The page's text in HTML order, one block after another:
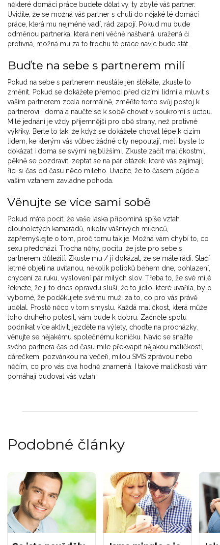
některé domácí práce budete dělat vy, ty zbylé váš partner.
Uvidíte, že se možná váš partner s chutí do nějaké té domácí
práce, která mu nejméně vadí, rád zapojí. Pokud mu bude
odměnou partnerka, která není věčně naštvaná, uražená či
protivná, možná mu za to trochu té práce navíc bude stát.
Buďte na sebe s partnerem milí
Pokud na sebe s partnerem neustále jen štěkáte, zkuste to
změnit. Pokud se dokážete přemoci před cizími lidmi a mluvit s
vaším partnerem zcela normálně, změňte tento svůj postoj k
partnerovi i doma a naučte se k sobě chovat v soukromí s úctou.
Milé jednání je vždy příjemnější pro obě strany, než protivné
výkřiky. Berte to tak, že když se dokážete chovat lépe k cizím
lidem, ke kterým vás vůbec žádné city nepoutají, měli byste to
dokázat i doma se svými nejbližšími. Zkuste začít maličkostmi,
pěkně se pozdravit, zeptat se na pár otázek, které vás zajímají,
říci si čas od času něco milého. Uvidíte, že to časem půjde a
vaším vztahem zavládne pohoda.
Věnujte se více sami sobě
Pokud máte pocit, že vaše láska připomíná spíše vztah
dlouholetých kamarádů, nikoliv vášnivých milenců,
zapřemýšlejte o tom, proč tomu tak je. Možná vám chybí to, co
sexu předchází. Trocha něhy, pocitu, že jste pro sebe s
partnerem důležití. Zkuste mu / jí dokázat, že se máte rádi. Stačí
letmé objetí na uvítanou, několik polibků během dne, pohlazení,
chycení za ruku, vyslovení pár milých slov. Třeba to, že své milé
řeknete, že jí to dnes opravdu sluší, že to jídlo, které uvařila, bylo
výborné, že poděkujete svému muži za to, co pro vás právě
udělal. Prostě něco v tom smyslu. Každá maličkost, která může
toho druhého potěšit, vám bude k dobru. Začněte spolu
podnikat více aktivit, jezděte na výlety, choďte na procházky,
věnujte se nějakému společnému koníčku. Navíc se snažte
svého partnera čas od času mile překvapit nějakou maličkostí,
dárečkem, pozvánkou na večeři, milou SMS zprávou nebo
něčím, co pro vás dva hodně znamená. I takové maličkosti vám
pomáhají budovat váš vztah!
Podobné články